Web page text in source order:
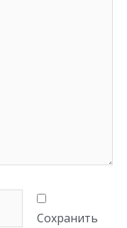
Сохранить